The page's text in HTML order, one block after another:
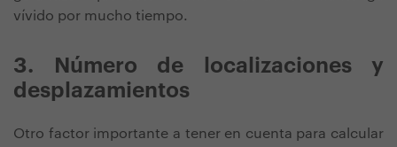
vívido por mucho tiempo.
3. Número de localizaciones y
desplazamientos
Otro factor importante a tener en cuenta para calcular